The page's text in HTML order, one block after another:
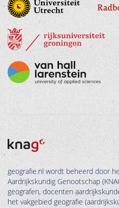
geografie.nl wordt beheerd door
Aardrijkskundig Genootschap
geografen, docenten
het vakgebied geografie